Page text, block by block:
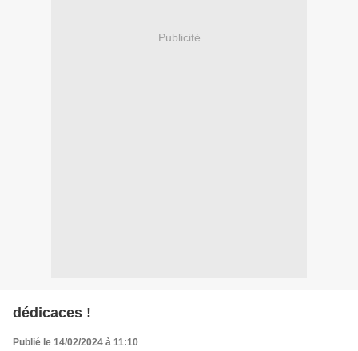
Publicité
dédicaces !
Publié le 14/02/2024 à 11:10